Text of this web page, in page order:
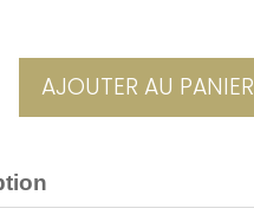
AJOUTER AU PANIER